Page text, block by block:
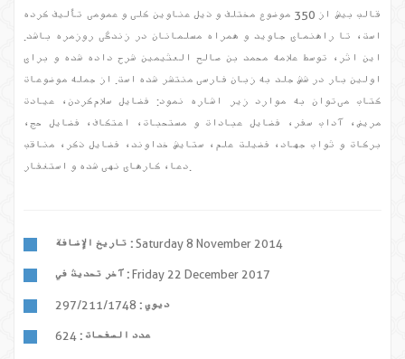
قالب بیش از 350 موضوع مختلف و ذیل عناوین کلی و عمومی تألیف کرده
است، تا راهنمای جاوید و همراه مسلمانان در زندگی روزمره باشد.
این اثر، توسط علامه محمد بن صالح العثیمین شرح داده شده و برای
اولین بار در شش جلد به زبان فارسی منتشر شده است. از جمله موضوعات
کتاب می‌توان به موارد زیر اشاره نمود: فضایل سلام‌کردن، عیادت
مریض، آداب سفر، فضایل عبادات و مستحبات، اعتکاف، فضایل حج،
برکات و ثواب جهاد، فضیلت علم، ستایش خداوند، فضایل ذکر، مناقب
دعا، کارهای نهی شده و استغفار.
تاريخ الإضافة : Saturday 8 November 2014
آخر تحديث في : Friday 22 December 2017
ديوي : 297/211/1748
عدد الصفحات :